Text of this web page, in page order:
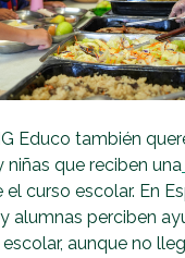
Educo también
que reciben una
el curso escolar. En
alumnas perciben
aunque no